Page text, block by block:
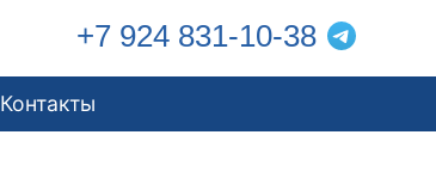
+7 924 831-10-38
Контакты